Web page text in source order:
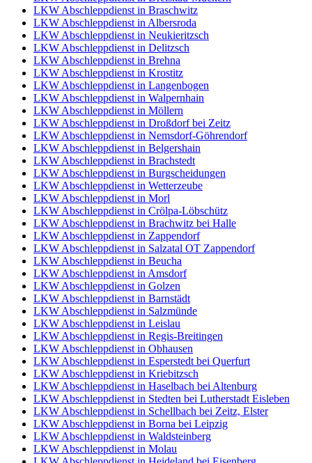
LKW Abschleppdienst in Braschwitz
LKW Abschleppdienst in Albersroda
LKW Abschleppdienst in Neukieritzsch
LKW Abschleppdienst in Delitzsch
LKW Abschleppdienst in Brehna
LKW Abschleppdienst in Krostitz
LKW Abschleppdienst in Langenbogen
LKW Abschleppdienst in Walpernhain
LKW Abschleppdienst in Möllern
LKW Abschleppdienst in Droßdorf bei Zeitz
LKW Abschleppdienst in Nemsdorf-Göhrendorf
LKW Abschleppdienst in Belgershain
LKW Abschleppdienst in Brachstedt
LKW Abschleppdienst in Burgscheidungen
LKW Abschleppdienst in Wetterzeube
LKW Abschleppdienst in Morl
LKW Abschleppdienst in Crölpa-Löbschütz
LKW Abschleppdienst in Brachwitz bei Halle
LKW Abschleppdienst in Zappendorf
LKW Abschleppdienst in Salzatal OT Zappendorf
LKW Abschleppdienst in Beucha
LKW Abschleppdienst in Amsdorf
LKW Abschleppdienst in Golzen
LKW Abschleppdienst in Barnstädt
LKW Abschleppdienst in Salzmünde
LKW Abschleppdienst in Leislau
LKW Abschleppdienst in Regis-Breitingen
LKW Abschleppdienst in Obhausen
LKW Abschleppdienst in Esperstedt bei Querfurt
LKW Abschleppdienst in Kriebitzsch
LKW Abschleppdienst in Haselbach bei Altenburg
LKW Abschleppdienst in Stedten bei Lutherstadt Eisleben
LKW Abschleppdienst in Schellbach bei Zeitz, Elster
LKW Abschleppdienst in Borna bei Leipzig
LKW Abschleppdienst in Waldsteinberg
LKW Abschleppdienst in Molau